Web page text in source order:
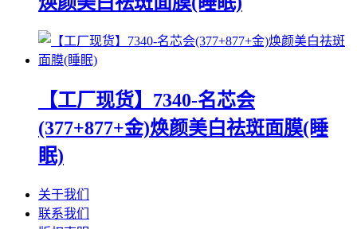
【工厂现货】7340-名芯会
(377+877+金)焕颜美白祛斑面膜(睡
眠)
关于我们
联系我们